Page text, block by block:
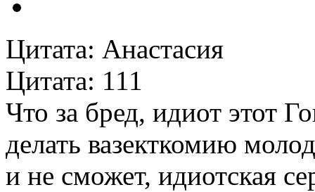
Цитата: Анастасия
Цитата: 111
Что за бред, идиот этот
делать вазекткомию
и не сможет, идиотская